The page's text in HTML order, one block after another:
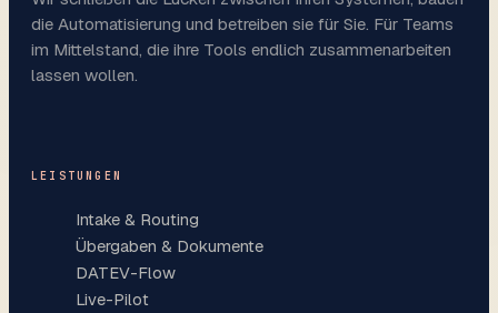
die Automatisierung und betreiben sie für Sie. Für Teams
im Mittelstand, die ihre Tools endlich zusammenarbeiten
lassen wollen.
LEISTUNGEN
Intake & Routing
Übergaben & Dokumente
DATEV-Flow
Live-Pilot